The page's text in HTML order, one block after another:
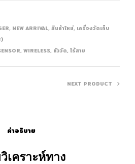
, NEW ARRIVAL,สินค้าใหม่, เครื่องวัดเก็บ
,WIRELESS, หัววัด,ไร้สาย
NEXT PRODUCT
คำอธิบาย
เคราะห์ทาง